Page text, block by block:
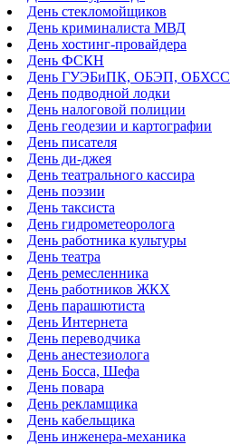
День стекломойщиков
День криминалиста МВД
День хостинг-провайдера
День ФСКН
День ГУЭБиПК, ОБЭП, ОБХСС
День подводной лодки
День налоговой полиции
День геодезии и картографии
День писателя
День ди-джея
День театрального кассира
День поэзии
День таксиста
День гидрометеоролога
День работника культуры
День театра
День ремесленника
День работников ЖКХ
День парашютиста
День Интернета
День переводчика
День анестезиолога
День Босса, Шефа
День повара
День рекламщика
День кабельщика
День инженера-механика